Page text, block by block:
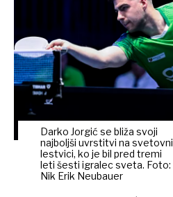
Darko Jorgić se bliža svoji
najboljši uvrstitvi na svetovni
lestvici, ko je bil pred tremi
leti šesti igralec sveta. Foto:
Nik Erik Neubauer